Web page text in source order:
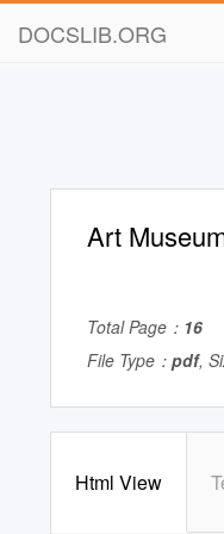
DOCSLIB.ORG
Art
Total Page： 16
File Type： pdf,
Html View